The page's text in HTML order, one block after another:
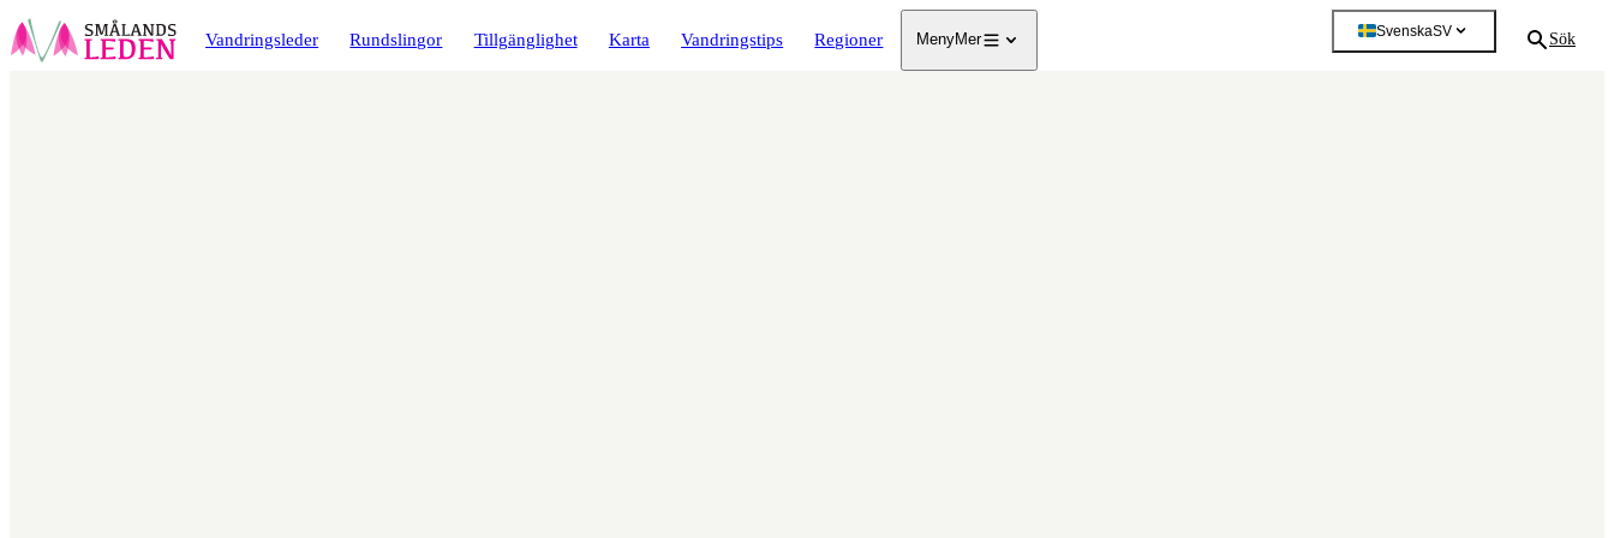
Vandringsleder Rundslingor Tillgänglighet Karta Vandringstips Regioner MenyMer
SvenskaSV Sök